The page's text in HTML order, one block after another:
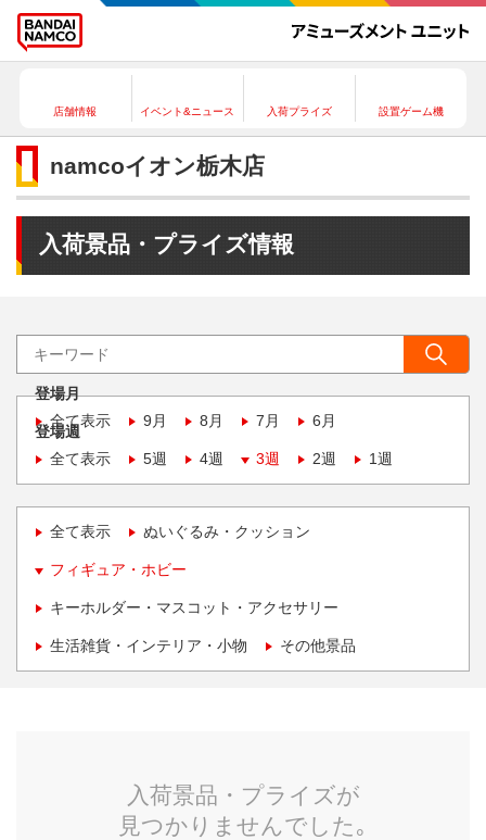
店舗情報 イベント&ニュース 入荷プライズ 設置ゲーム機
namcoイオン栃木店
入荷景品・プライズ情報
登場月
全て表示
9月 8月 7月 6月
登場週
全て表示
5週 4週 3週 2週 1週
全て表示 ぬいぐるみ・クッション
フィギュア・ホビー
キーホルダー・マスコット・アクセサリー
生活雑貨・インテリア・小物 その他景品